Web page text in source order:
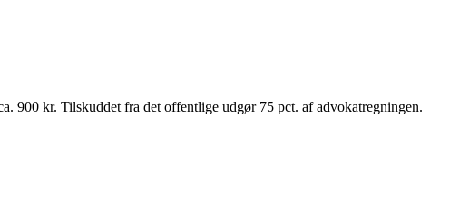
900 kr. Tilskuddet fra det offentlige udgør 75 pct. af advokatregningen.